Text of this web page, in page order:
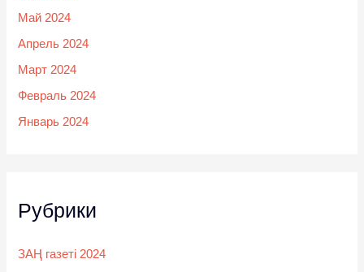
Май 2024
Апрель 2024
Март 2024
Февраль 2024
Январь 2024
Рубрики
ЗАҢ газеті 2024